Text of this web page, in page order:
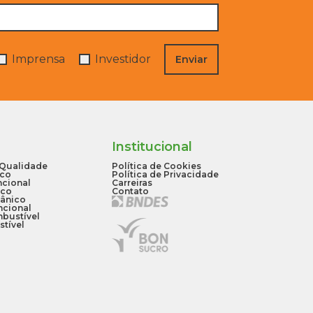
Imprensa Investidor Enviar
Institucional
Política de Cookies
Política de Privacidade
Carreiras
Contato